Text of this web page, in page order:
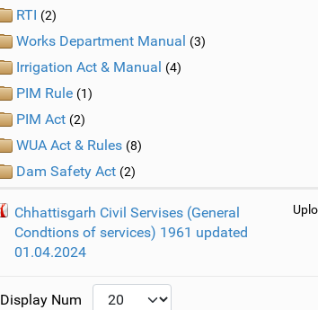
RTI (2)
Works Department Manual (3)
Irrigation Act & Manual (4)
PIM Rule (1)
PIM Act (2)
WUA Act & Rules (8)
Dam Safety Act (2)
Chhattisgarh Civil Servises (General
Condtions of services) 1961 updated
01.04.2024
Display Num